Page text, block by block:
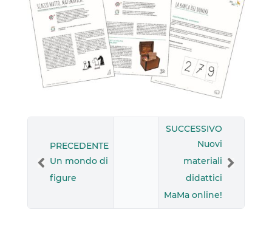
PRECEDENTE
Un mondo di
figure
SUCCESSIVO
Nuovi
materiali
didattici
MaMa online!